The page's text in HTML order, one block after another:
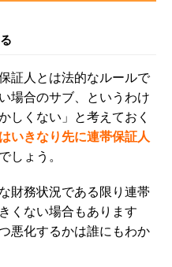
証人とは法的なルールで
場合のサブ、というわけ
しくない」と考えておく
いきなり先に連帯保証人
でしょう。
財務状況である限り連帯
くない場合もあります
悪化するかは誰にもわか